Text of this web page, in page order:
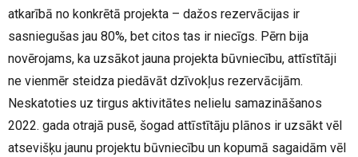
atkarībā no konkrētā projekta – dažos rezervācijas ir
sasniegušas jau 80%, bet citos tas ir niecīgs. Pērn bija
novērojams, ka uzsākot jauna projekta būvniecību, attīstītāji
ne vienmēr steidza piedāvāt dzīvokļus rezervācijām.
Neskatoties uz tirgus aktivitātes nelielu samazināšanos
2022. gada otrajā pusē, šogad attīstītāju plānos ir uzsākt vēl
atsevišķu jaunu projektu būvniecību un kopumā sagaidām vēl